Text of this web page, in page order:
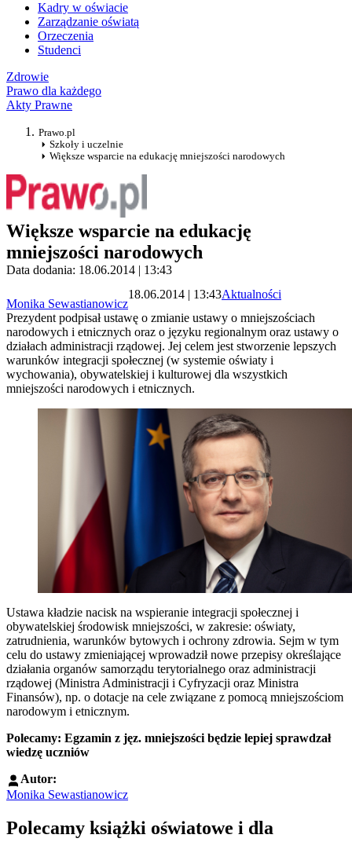
Kadry w oświacie
Zarządzanie oświatą
Orzeczenia
Studenci
Zdrowie
Prawo dla każdego
Akty Prawne
Prawo.pl
Szkoły i uczelnie
Większe wsparcie na edukację mniejszości narodowych
Większe wsparcie na edukację
mniejszości narodowych
Data dodania: 18.06.2014 | 13:43
Monika Sewastianowicz
18.06.2014 | 13:43Aktualności
Prezydent podpisał ustawę o zmianie ustawy o mniejszościach
narodowych i etnicznych oraz o języku regionalnym oraz ustawy o
działach administracji rządowej. Jej celem jest stworzenie lepszych
warunków integracji społecznej (w systemie oświaty i
wychowania), obywatelskiej i kulturowej dla wszystkich
mniejszości narodowych i etnicznych.
Ustawa kładzie nacisk na wspieranie integracji społecznej i
obywatelskiej środowisk mniejszości, w zakresie: oświaty,
zatrudnienia, warunków bytowych i ochrony zdrowia. Sejm w tym
celu do ustawy zmieniającej wprowadził nowe przepisy określające
działania organów samorządu terytorialnego oraz administracji
rządowej (Ministra Administracji i Cyfryzacji oraz Ministra
Finansów), np. o dotacje na cele związane z pomocą mniejszościom
narodowym i etnicznym.
Polecamy: Egzamin z jęz. mniejszości będzie lepiej sprawdzał
wiedzę uczniów
Autor:
Monika Sewastianowicz
Polecamy książki oświatowe i dla